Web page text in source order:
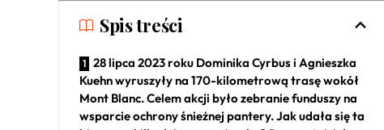
Spis treści
28 lipca 2023 roku Dominika Cyrbus i Agnieszka
Kuehn wyruszyły na 170-kilometrową trasę wokół
Mont Blanc. Celem akcji było zebranie funduszy na
wsparcie ochrony śnieżnej pantery. Jak udała się ta